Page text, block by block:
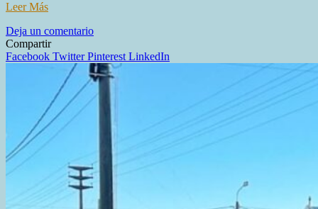
Leer Más
Deja un comentarioen
ACTIVO»:
CIENTOS
DE
DISFRUTARON
PATINAJE
CONO
Compartir
Facebook TwitterPinterest LinkedIn